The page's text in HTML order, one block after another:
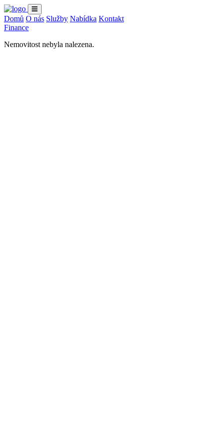
Domů O nás Služby Nabídka Kontakt
Finance
Nemovitost nebyla nalezena.